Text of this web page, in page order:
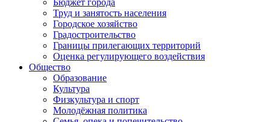
Бюджет города
Труд и занятость населения
Городское хозяйство
Градостроительство
Границы прилегающих территорий
Оценка регулирующего воздействия
Общество
Образование
Культура
Физкультура и спорт
Молодёжная политика